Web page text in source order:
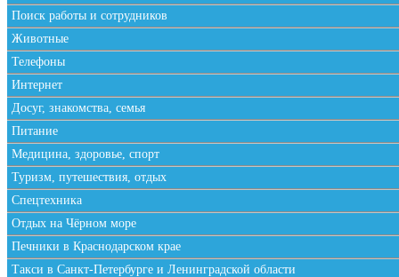
Поиск работы и сотрудников
Животные
Телефоны
Интернет
Досуг, знакомства, семья
Питание
Медицина, здоровье, спорт
Туризм, путешествия, отдых
Спецтехника
Отдых на Чёрном море
Печники в Краснодарском крае
Такси в Санкт-Петербурге и Ленинградской области